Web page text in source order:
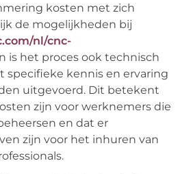
kosten met zich
de mogelijkheden bij
nl/cnc-
is het proces ook technisch
specifieke kennis en ervaring
uitgevoerd. Dit betekent
zijn voor werknemers die
en dat er
zijn voor het inhuren van